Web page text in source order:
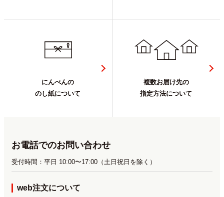
にんべんの
のし紙について
複数お届け先の
指定方法について
お電話でのお問い合わせ
受付時間：平日 10:00〜17:00（土日祝日を除く）
web注文について